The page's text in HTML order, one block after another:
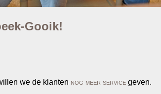
Gooik!
we de klanten nog meer servicegeven.